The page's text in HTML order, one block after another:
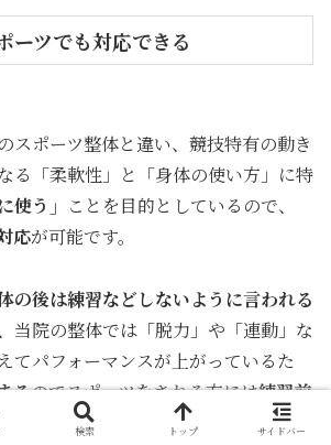
ーツでも対応できる
スポーツ整体と違い、競技特有の動き
る「柔軟性」と「身体の使い方」に特
使う」 ことを目的としているので、
応が可能です。
の後は練習などしないように言われる
当院の整体では「脱力」や「連動」な
てパフォーマンスが上がっているた
るのでスポーツをされる方には練習前
しております。
検索 トップ サイドバー